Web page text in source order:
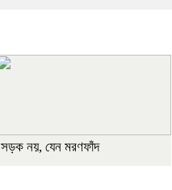
সড়ক নয়, যেন মরণফাঁদ